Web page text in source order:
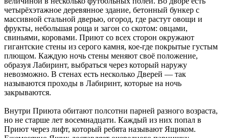
четырёхэтажное деревянное здание, бетонный бункер с
массивной стальной дверью, огород, где растут овощи и
фрукты, небольшая роща и загон со скотом: овцами,
свиньями, коровами. Приют со всех сторон окружают
гигантские стены из серого камня, кое-где покрытые густым
плющом. Каждую ночь стены меняют своё положение,
образуя Лабиринт, выбраться через который наружу
невозможно. В стенах есть несколько Дверей — так
называются проходы в Лабиринт, которые на ночь
закрываются.
Внутри Приюта обитают полсотни парней разного возраста,
но не старше лет восемнадцати. Каждый из них попал в
Приют через лифт, который ребята называют Ящиком.